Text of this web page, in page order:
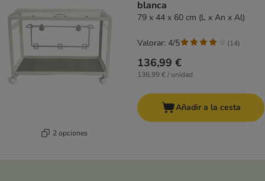
2 opciones
blanca
79 x 44 x 60 cm (L x An x Al)
136,99 €
136,99 € / unidad
Valorar: 4/5 (14)
Añadir a la cesta